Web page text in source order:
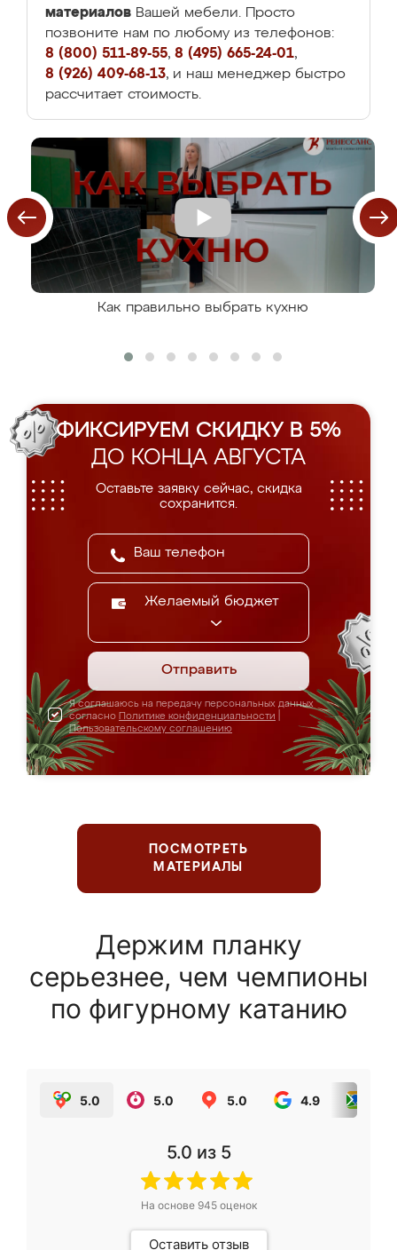
материалов Вашей мебели. Просто
позвоните нам по любому из телефонов:
8 (800) 511-89-55, 8 (495) 665-24-01,
8 (926) 409-68-13, и наш менеджер быстро
рассчитает стоимость.
Как правильно выбрать кухню
ФИКСИРУЕМ СКИДКУ В 5%
ДО КОНЦА АВГУСТА
Оставьте заявку сейчас, скидка
сохранится.
Желаемый бюджет
Отправить
Я соглашаюсь на передачу персональных данных
согласно Политике конфиденциальности
Пользовательскому соглашению
ПОСМОТРЕТЬ
МАТЕРИАЛЫ
Держим планку
серьезнее, чем чемпионы
по фигурному катанию
5.0 5.0 5.0 4.9
5.0 из 5
На основе 945оценок
Оставить отзыв